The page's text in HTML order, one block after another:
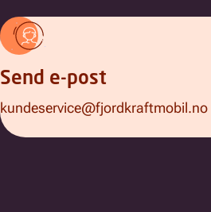
Send e-post
kundeservice@fjordkraftmobil.no